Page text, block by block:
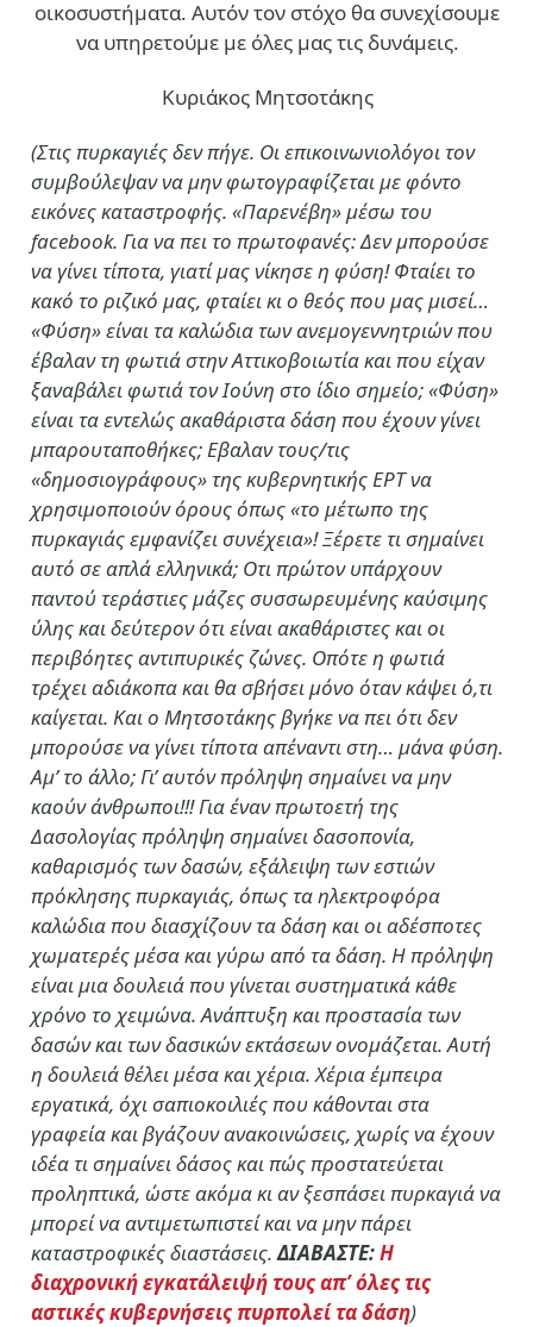
οικοσυστήματα. Αυτόν τον στόχο θα συνεχίσουμε
να υπηρετούμε με όλες μας τις δυνάμεις.
Κυριάκος Μητσοτάκης
(Στις πυρκαγιές δεν πήγε. Οι επικοινωνιολόγοι τον
συμβούλεψαν να μην φωτογραφίζεται με φόντο
εικόνες καταστροφής. «Παρενέβη» μέσω του
facebook. Για να πει το πρωτοφανές: Δεν μπορούσε
να γίνει τίποτα, γιατί μας νίκησε η φύση! Φταίει το
κακό το ριζικό μας, φταίει κι ο θεός που μας μισεί…
«Φύση» είναι τα καλώδια των ανεμογεννητριών που
έβαλαν τη φωτιά στην Αττικοβοιωτία και που είχαν
ξαναβάλει φωτιά τον Ιούνη στο ίδιο σημείο; «Φύση»
είναι τα εντελώς ακαθάριστα δάση που έχουν γίνει
μπαρουταποθήκες; Εβαλαν τους/τις
«δημοσιογράφους» της κυβερνητικής ΕΡΤ να
χρησιμοποιούν όρους όπως «το μέτωπο της
πυρκαγιάς εμφανίζει συνέχεια»! Ξέρετε τι σημαίνει
αυτό σε απλά ελληνικά; Οτι πρώτον υπάρχουν
παντού τεράστιες μάζες συσσωρευμένης καύσιμης
ύλης και δεύτερον ότι είναι ακαθάριστες και οι
περιβόητες αντιπυρικές ζώνες. Οπότε η φωτιά
τρέχει αδιάκοπα και θα σβήσει μόνο όταν κάψει ό,τι
καίγεται. Και ο Μητσοτάκης βγήκε να πει ότι δεν
μπορούσε να γίνει τίποτα απέναντι στη… μάνα φύση.
Αμ’ το άλλο; Γι’ αυτόν πρόληψη σημαίνει να μην
καούν άνθρωποι!!! Για έναν πρωτοετή της
Δασολογίας πρόληψη σημαίνει δασοπονία,
καθαρισμός των δασών, εξάλειψη των εστιών
πρόκλησης πυρκαγιάς, όπως τα ηλεκτροφόρα
καλώδια που διασχίζουν τα δάση και οι αδέσποτες
χωματερές μέσα και γύρω από τα δάση. Η πρόληψη
είναι μια δουλειά που γίνεται συστηματικά κάθε
χρόνο το χειμώνα. Ανάπτυξη και προστασία των
δασών και των δασικών εκτάσεων ονομάζεται. Αυτή
η δουλειά θέλει μέσα και χέρια. Χέρια έμπειρα
εργατικά, όχι σαπιοκοιλιές που κάθονται στα
γραφεία και βγάζουν ανακοινώσεις, χωρίς να έχουν
ιδέα τι σημαίνει δάσος και πώς προστατεύεται
προληπτικά, ώστε ακόμα κι αν ξεσπάσει πυρκαγιά να
μπορεί να αντιμετωπιστεί και να μην πάρει
καταστροφικές διαστάσεις.ΔΙΑΒΑΣΤΕ:Η
διαχρονική εγκατάλειψή τους απ’ όλες τις
αστικές κυβερνήσεις πυρπολεί τα δάση)